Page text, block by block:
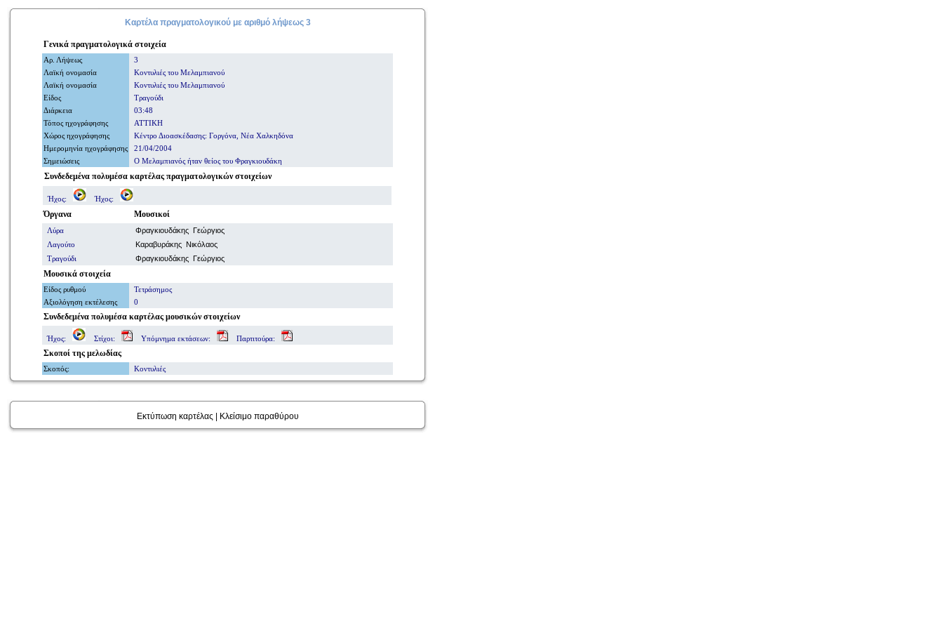
Καρτέλα πραγματολογικού με αριθμόλήψεως 3
Γενικά πραγματολογικά στοιχεία
Αρ. Λήψεως
3
Λαϊκή ονομασία
Κοντυλιές του Μελαμπιανού
Λαϊκή ονομασία
Κοντυλιές του Μελαμπιανού
Είδος
Τραγούδι
Διάρκεια
03:48
Τόπος ηχογράφησης
ΑΤΤΙΚΗ
Χώρος ηχογράφησης
Κέντρο Διοασκέδασης: Γοργόνα, Νέα Χαλκηδόνα
Ημερομηνία ηχογράφησης
21/04/2004
Σημειώσεις
Ο Μελαμπιανός ήταν θείος του Φραγκιουδάκη
Συνδεδεμένα πολυμέσα καρτέλας πραγματολογικών στοιχείων
Ήχος: Ήχος:
Όργανα Μουσικοί
Λύρα
Φραγκιουδάκης Γεώργιος
Λαγούτο
Καραβυράκης Νικόλαος
Τραγούδι
Φραγκιουδάκης Γεώργιος
Μουσικά στοιχεία
Είδος ρυθμού
Τετράσημος
Αξιολόγηση εκτέλεσης
0
Συνδεδεμένα πολυμέσα καρτέλας μουσικών στοιχείων
Ήχος: Στίχοι: Υπόμνημα εκτάσεων: Παρτιτούρα:
Σκοποί της μελωδίας
Σκοπός: Κοντυλιές
Εκτύπωση καρτέλας Κλείσιμο παραθύρου